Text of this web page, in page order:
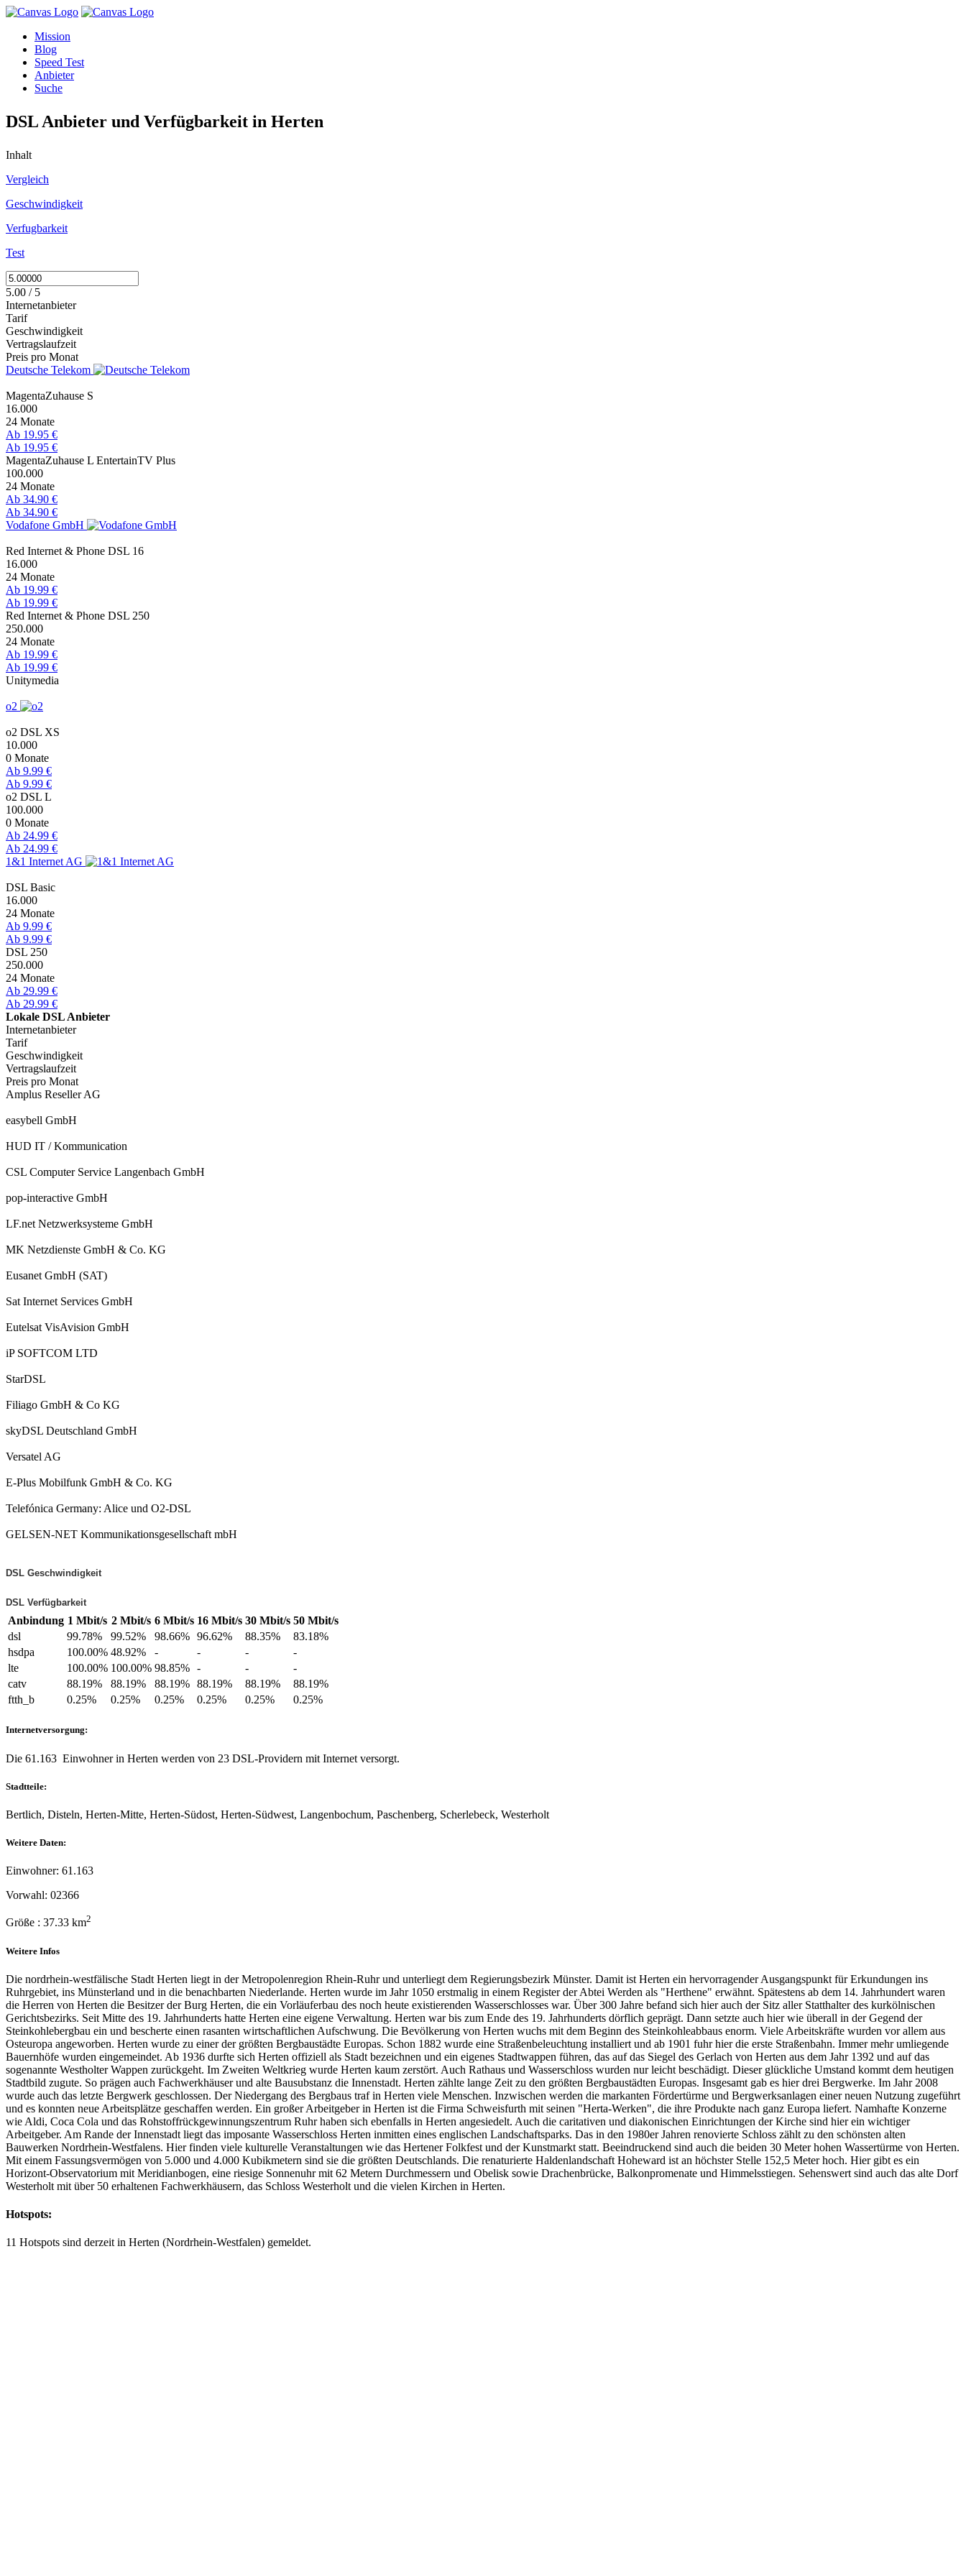
Mission
Blog
Speed Test
Anbieter
Suche
DSL Anbieter und Verfügbarkeit in Herten
Inhalt
Vergleich
Geschwindigkeit
Verfugbarkeit
Test
5.00 / 5
Internetanbieter
Tarif
Geschwindigkeit
Vertragslaufzeit
Preis pro Monat
Deutsche Telekom
MagentaZuhause S
16.000
24 Monate
Ab 19.95 €
Ab 19.95 €
MagentaZuhause L EntertainTV Plus
100.000
24 Monate
Ab 34.90 €
Ab 34.90 €
Vodafone GmbH
Red Internet & Phone DSL 16
16.000
24 Monate
Ab 19.99 €
Ab 19.99 €
Red Internet & Phone DSL 250
250.000
24 Monate
Ab 19.99 €
Ab 19.99 €
Unitymedia
o2
o2 DSL XS
10.000
0 Monate
Ab 9.99 €
Ab 9.99 €
o2 DSL L
100.000
0 Monate
Ab 24.99 €
Ab 24.99 €
1&1 Internet AG
DSL Basic
16.000
24 Monate
Ab 9.99 €
Ab 9.99 €
DSL 250
250.000
24 Monate
Ab 29.99 €
Ab 29.99 €
Lokale DSL Anbieter
Internetanbieter
Tarif
Geschwindigkeit
Vertragslaufzeit
Preis pro Monat
Amplus Reseller AG
easybell GmbH
HUD IT / Kommunication
CSL Computer Service Langenbach GmbH
pop-interactive GmbH
LF.net Netzwerksysteme GmbH
MK Netzdienste GmbH & Co. KG
Eusanet GmbH (SAT)
Sat Internet Services GmbH
Eutelsat VisAvision GmbH
iP SOFTCOM LTD
StarDSL
Filiago GmbH & Co KG
skyDSL Deutschland GmbH
Versatel AG
E-Plus Mobilfunk GmbH & Co. KG
Telefónica Germany: Alice und O2-DSL
GELSEN-NET Kommunikationsgesellschaft mbH
DSL Geschwindigkeit
DSL Verfügbarkeit
Anbindung 1 Mbit/s 2 Mbit/s 6 Mbit/s 16 Mbit/s 30 Mbit/s 50 Mbit/s
dsl
99.78% 99.52% 98.66% 96.62% 88.35%
83.18%
hsdpa
100.00% 48.92% - - -
-
lte
100.00% 100.00% 98.85% - -
-
catv
88.19% 88.19% 88.19% 88.19% 88.19%
88.19%
ftth_b
0.25% 0.25% 0.25% 0.25% 0.25% 0.25%
Internetversorgung:
Die 61.163 Einwohner in Herten werden von 23 DSL-Providern mit Internet versorgt.
Stadtteile:
Bertlich, Disteln, Herten-Mitte, Herten-Südost, Herten-Südwest, Langenbochum, Paschenberg, Scherlebeck, Westerholt
Weitere Daten:
Einwohner: 61.163
Vorwahl: 02366
Größe : 37.33 km2
Weitere Infos
Die nordrhein-westfälische Stadt Herten liegt in der Metropolenregion Rhein-Ruhr und unterliegt dem Regierungsbezirk Münster. Damit ist Herten ein hervorragender Ausgangspunkt für Erkundungen ins
Ruhrgebiet, ins Münsterland und in die benachbarten Niederlande. Herten wurde im Jahr 1050 erstmalig in einem Register der Abtei Werden als "Herthene" erwähnt. Spätestens ab dem 14. Jahrhundert waren
die Herren von Herten die Besitzer der Burg Herten, die ein Vorläuferbau des noch heute existierenden Wasserschlosses war. Über 300 Jahre befand sich hier auch der Sitz aller Statthalter des kurkölnischen
Gerichtsbezirks. Seit Mitte des 19. Jahrhunderts hatte Herten eine eigene Verwaltung. Herten war bis zum Ende des 19. Jahrhunderts dörflich geprägt. Dann setzte auch hier wie überall in der Gegend der
Steinkohlebergbau ein und bescherte einen rasanten wirtschaftlichen Aufschwung. Die Bevölkerung von Herten wuchs mit dem Beginn des Steinkohleabbaus enorm. Viele Arbeitskräfte wurden vor allem aus
Osteuropa angeworben. Herten wurde zu einer der größten Bergbaustädte Europas. Schon 1882 wurde eine Straßenbeleuchtung installiert und ab 1901 fuhr hier die erste Straßenbahn. Immer mehr umliegende
Bauernhöfe wurden eingemeindet. Ab 1936 durfte sich Herten offiziell als Stadt bezeichnen und ein eigenes Stadtwappen führen, das auf das Siegel des Gerlach von Herten aus dem Jahr 1392 und auf das
sogenannte Westholter Wappen zurückgeht. Im Zweiten Weltkrieg wurde Herten kaum zerstört. Auch Rathaus und Wasserschloss wurden nur leicht beschädigt. Dieser glückliche Umstand kommt dem heutigen
Stadtbild zugute. So prägen auch Fachwerkhäuser und alte Bausubstanz die Innenstadt. Herten zählte lange Zeit zu den größten Bergbaustädten Europas. Insgesamt gab es hier drei Bergwerke. Im Jahr 2008
wurde auch das letzte Bergwerk geschlossen. Der Niedergang des Bergbaus traf in Herten viele Menschen. Inzwischen werden die markanten Fördertürme und Bergwerksanlagen einer neuen Nutzung zugeführt
und es konnten neue Arbeitsplätze geschaffen werden. Ein großer Arbeitgeber in Herten ist die Firma Schweisfurth mit seinen "Herta-Werken", die ihre Produkte nach ganz Europa liefert. Namhafte Konzerne
wie Aldi, Coca Cola und das Rohstoffrückgewinnungszentrum Ruhr haben sich ebenfalls in Herten angesiedelt. Auch die caritativen und diakonischen Einrichtungen der Kirche sind hier ein wichtiger
Arbeitgeber. Am Rande der Innenstadt liegt das imposante Wasserschloss Herten inmitten eines englischen Landschaftsparks. Das in den 1980er Jahren renovierte Schloss zählt zu den schönsten alten
Bauwerken Nordrhein-Westfalens. Hier finden viele kulturelle Veranstaltungen wie das Hertener Folkfest und der Kunstmarkt statt. Beeindruckend sind auch die beiden 30 Meter hohen Wassertürme von Herten.
Mit einem Fassungsvermögen von 5.000 und 4.000 Kubikmetern sind sie die größten Deutschlands. Die renaturierte Haldenlandschaft Hoheward ist an höchster Stelle 152,5 Meter hoch. Hier gibt es ein
Horizont-Observatorium mit Meridianbogen, eine riesige Sonnenuhr mit 62 Metern Durchmessern und Obelisk sowie Drachenbrücke, Balkonpromenate und Himmelsstiegen. Sehenswert sind auch das alte Dorf
Westerholt mit über 50 erhaltenen Fachwerkhäusern, das Schloss Westerholt und die vielen Kirchen in Herten.
Hotspots:
11 Hotspots sind derzeit in Herten (Nordrhein-Westfalen) gemeldet.